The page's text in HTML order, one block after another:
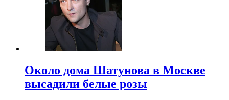
Около дома Шатунова в Москве
высадили белые розы